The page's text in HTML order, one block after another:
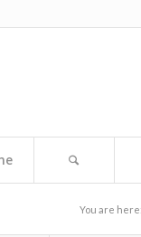
You are here: